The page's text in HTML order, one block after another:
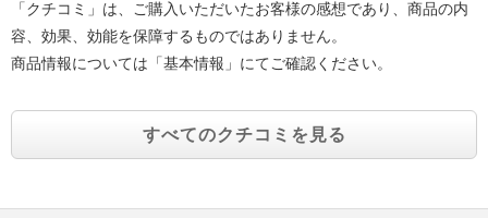
「クチコミ」は、ご購入いただいたお客様の感想であり、商品の内
容、効果、効能を保障するものではありません。
商品情報については「基本情報」にてご確認ください。
すべてのクチコミを見る